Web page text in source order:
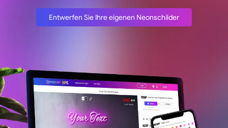
Entwerfen Sie Ihre eigenen Neonschilder